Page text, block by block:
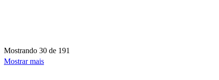
Mostrando 30 de 191
Mostrar mais